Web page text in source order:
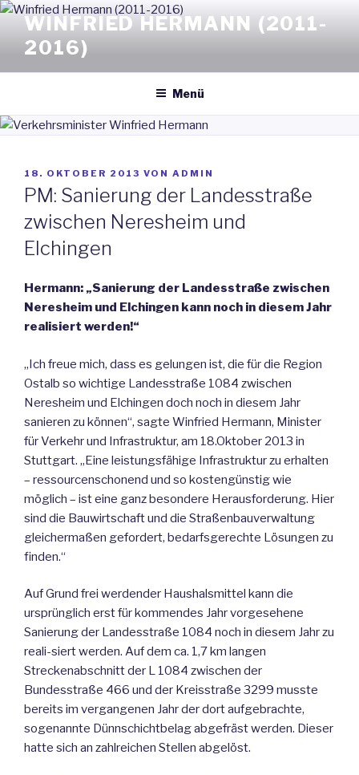
Zum
Inhalt
springen
WINFRIED HERMANN (2011-
2016)
Menü
VERÖFFENTLICHT
AM
18. OKTOBER 2013 VON ADMIN
PM: Sanierung der Landesstraße
zwischen Neresheim und
Elchingen
Hermann: „Sanierung der Landesstraße zwischen
Neresheim und Elchingen kann noch in diesem Jahr
realisiert werden!“
„Ich freue mich, dass es gelungen ist, die für die Region
Ostalb so wichtige Landesstraße 1084 zwischen
Neresheim und Elchingen doch noch in diesem Jahr
sanieren zu können“, sagte Winfried Hermann, Minister
für Verkehr und Infrastruktur, am 18.Oktober 2013 in
Stuttgart. „Eine leistungsfähige Infrastruktur zu erhalten
– ressourcenschonend und so kostengünstig wie
möglich – ist eine ganz besondere Herausforderung. Hier
sind die Bauwirtschaft und die Straßenbauverwaltung
gleichermaßen gefordert, bedarfsgerechte Lösungen zu
finden.“
Auf Grund frei werdender Haushalsmittel kann die
ursprünglich erst für kommendes Jahr vorgesehene
Sanierung der Landesstraße 1084 noch in diesem Jahr zu
reali-siert werden. Auf dem ca. 1,7 km langen
Streckenabschnitt der L 1084 zwischen der
Bundesstraße 466 und der Kreisstraße 3299 musste
bereits im vergangenen Jahr der dort aufgebrachte,
sogenannte Dünnschichtbelag abgefräst werden. Dieser
hatte sich an zahlreichen Stellen abgelöst.